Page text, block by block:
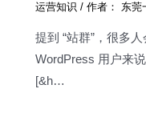
运营知识 / 作者： 东莞
提到 “站群”，很多
WordPress 用户来
[&h…